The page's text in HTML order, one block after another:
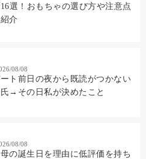
選！おもちゃの選び方や注意点
介
08/08
ト前日の夜から既読がつかない
→その日私が決めたこと
08/08
の誕生日を理由に低評価を持ち